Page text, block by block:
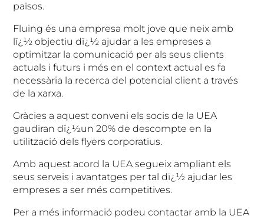
països.
Fluing és una empresa molt jove que neix amb
lï¿½ objectiu dï¿½ ajudar a les empreses a
optimitzar la comunicació per als seus clients
actuals i futurs i més en el context actual es fa
necessària la recerca del potencial client a través
de la xarxa.
Gràcies a aquest conveni els socis de la UEA
gaudiran dï¿½un 20% de descompte en la
utilització dels flyers corporatius.
Amb aquest acord la UEA segueix ampliant els
seus serveis i avantatges per tal dï¿½ ajudar les
empreses a ser més competitives.
Per a més informació podeu contactar amb la UEA